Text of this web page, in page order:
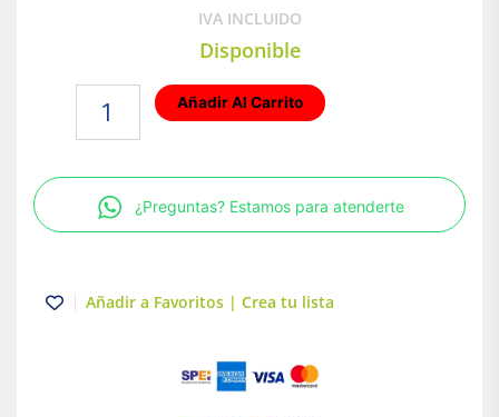
IVA INCLUIDO
Disponible
(CONECTOR)
CAJA/
32MM
IP54
cantidad
Añadir Al Carrito
¿Preguntas? Estamos para atenderte
Añadir a Favoritos | Crea tu lista